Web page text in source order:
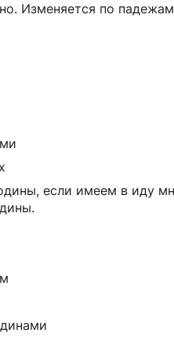
Изменяется по
если имеем в иду